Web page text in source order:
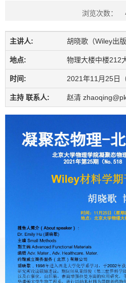
浏览次数：
主讲人: 胡晓歌（Wiley出版
地点: 物理大楼中楼212
时间: 2021年11月25日
主持 联系人: 赵清